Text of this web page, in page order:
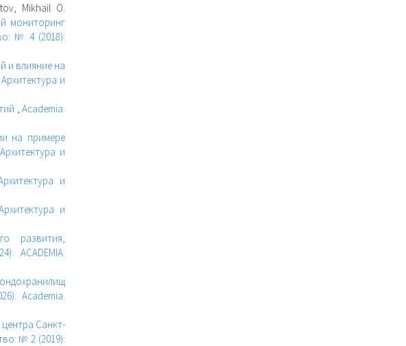
Mikhail O.
мониторинг
№ 4 (2018):
и влияние на
и
,Academia.
на примере
и
и
и
развития,
ACADEMIA.
Academia.
Санкт-
№ 2 (2019):